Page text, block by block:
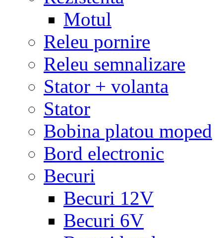
Motul
Releu pornire
Releu semnalizare
Stator + volanta
Stator
Bobina platou moped
Bord electronic
Becuri
Becuri 12V
Becuri 6V